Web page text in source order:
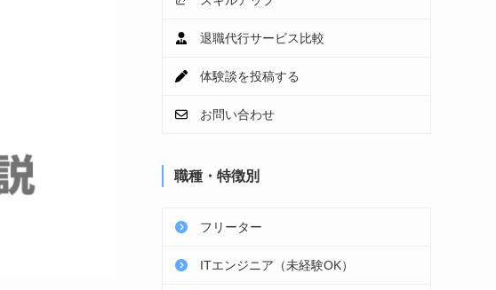
退職代行サービス比較
体験談を投稿する
お問い合わせ
職種・特徴別
フリーター
ITエンジニア（未経験OK）